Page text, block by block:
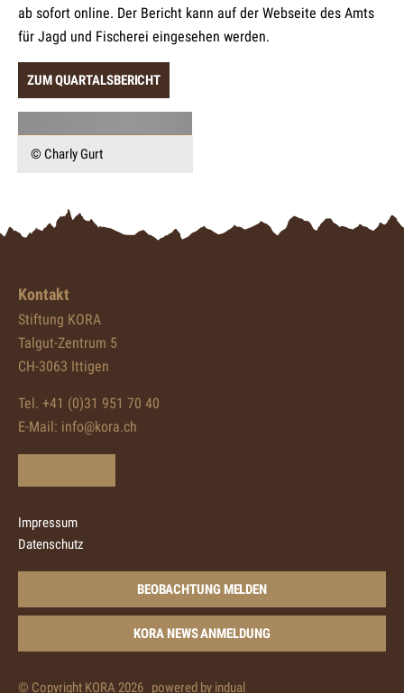
ab sofort online. Der Bericht kann auf der Webseite des Amts
für Jagd und Fischerei eingesehen werden.
ZUM QUARTALSBERICHT
© Charly Gurt
Kontakt
Stiftung KORA
Talgut-Zentrum 5
CH-3063 Ittigen
Tel. +41 (0)31 951 70 40
E-Mail: info@kora.ch
© Copyright KORA 2026 powered by indual
Impressum
Datenschutz
BEOBACHTUNG MELDEN
KORA NEWS ANMELDUNG